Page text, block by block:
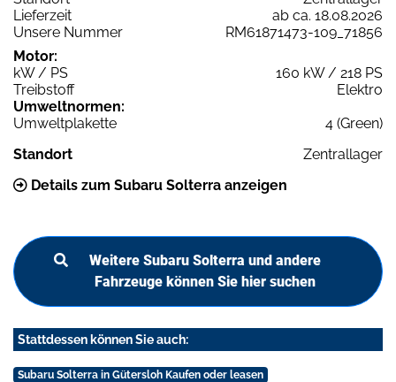
Lieferzeit
ab ca. 18.08.2026
Unsere Nummer
RM61871473-109_71856
Motor:
kW / PS
160 kW / 218 PS
Treibstoff
Elektro
Umweltnormen:
Umweltplakette
4 (Green)
Standort
Zentrallager
Details zum Subaru Solterra anzeigen
Weitere Subaru Solterra und andere
Fahrzeuge können Sie hier suchen
Stattdessen können Sie auch:
Subaru Solterra in Gütersloh Kaufen oder leasen